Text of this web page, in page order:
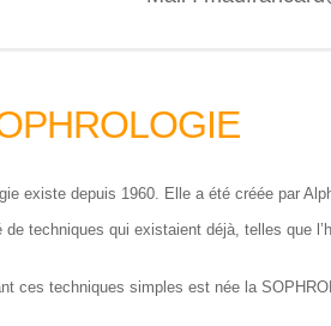
existe depuis 1960. Elle a été créée par
de techniques qui existaient déjà, telles que
ces techniques simples est née la